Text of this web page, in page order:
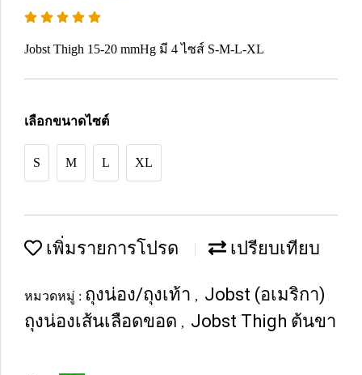
Jobst Thigh 15-20 mmHg มี 4 ไซส์ S-M-L-XL
เลือกขนาดไซต์
S M L XL
เพิ่มรายการโปรด เปรียบเทียบ
หมวดหมู่ : ถุงน่อง/ถุงเท้า , Jobst (อเมริกา)
ถุงน่องเส้นเลือดขอด , Jobst Thigh ต้นขา